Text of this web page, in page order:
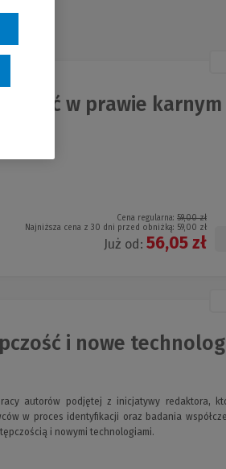
w prawie karnym
Cena regularna: 59,00 zł
Najniższa cena z 30 dni przed obniżką: 59,00 zł
Już od: 56,05 zł
i nowe
autorów podjętej z inicjatywy redaktora,
w proces identyfikacji oraz badania
i nowymi technologiami.